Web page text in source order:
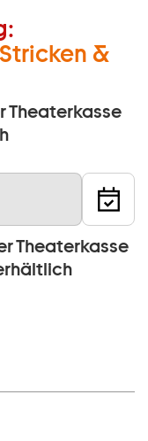
&
Theaterkasse
Theaterkasse